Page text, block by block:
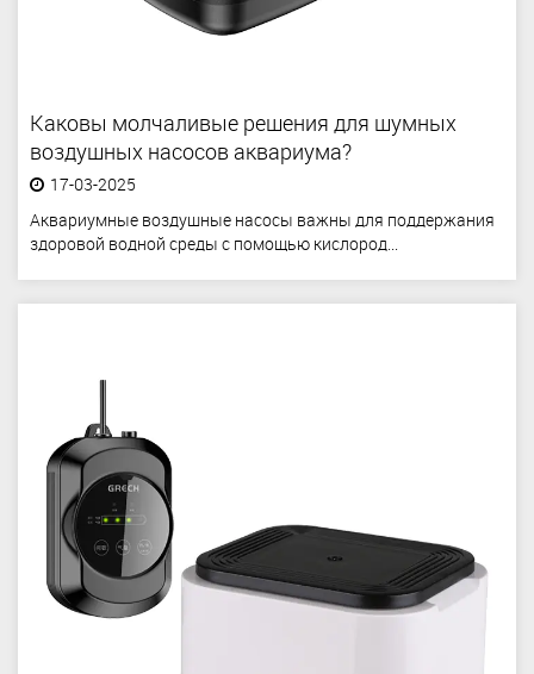
Каковы молчаливые решения для шумных
воздушных насосов аквариума?
17-03-2025
Аквариумные воздушные насосы важны для поддержания
здоровой водной среды с помощью кислород...